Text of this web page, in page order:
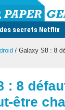
secrets Netflix
/ Galaxy S8 : 8
: 8
être
FacebookTwitter